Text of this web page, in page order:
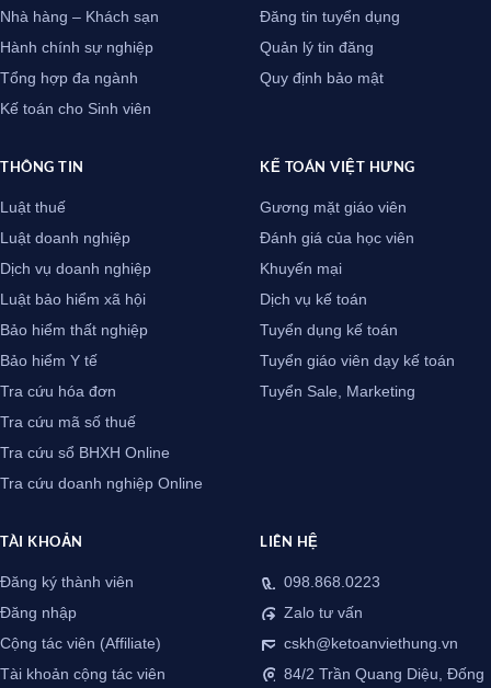
Nhà hàng – Khách sạn
Hành chính sự nghiệp
Tổng hợp đa ngành
Kế toán cho Sinh viên
Đăng tin tuyển dụng
Quản lý tin đăng
Quy định bảo mật
THÔNG TIN
Luật thuế
Luật doanh nghiệp
Dịch vụ doanh nghiệp
Luật bảo hiểm xã hội
Bảo hiểm thất nghiệp
Bảo hiểm Y tế
Tra cứu hóa đơn
Tra cứu mã số thuế
Tra cứu sổ BHXH Online
Tra cứu doanh nghiệp Online
KẾ TOÁN VIỆT HƯNG
Gương mặt giáo viên
Đánh giá của học viên
Khuyến mại
Dịch vụ kế toán
Tuyển dụng kế toán
Tuyển giáo viên dạy kế toán
Tuyển Sale, Marketing
TÀI KHOẢN
Đăng ký thành viên
Đăng nhập
Cộng tác viên (Affiliate)
Tài khoản cộng tác viên
LIÊN HỆ
098.868.0223
Zalo tư vấn
cskh@ketoanviethung.vn
84/2 Trần Quang Diệu, Đống